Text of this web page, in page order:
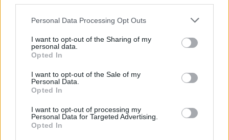
Personal Data Processing Opt Outs
I want to opt-out of the Sharing of my
personal data.
Opted In
I want to opt-out of the Sale of my
Personal Data.
Opted In
I want to opt-out of processing my
Personal Data for Targeted Advertising.
Opted In
12/02/2024 - 15:33